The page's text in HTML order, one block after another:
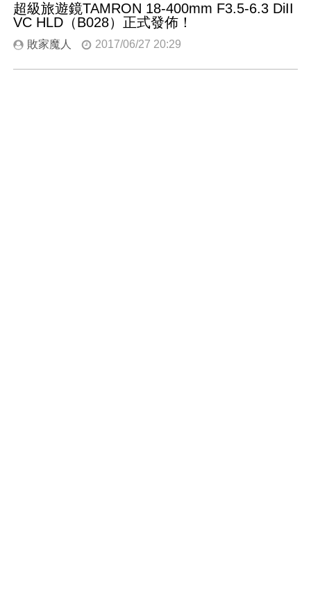
超級旅遊鏡TAMRON 18-400mm F3.5-6.3 DiII
VC HLD（B028）正式發佈！
敗家魔人 2017/06/27 20:29